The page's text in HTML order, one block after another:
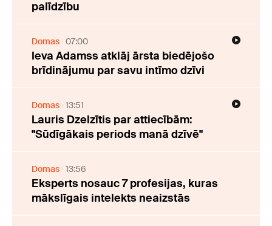
palīdzību
Domas 07:00
Ieva Adamss atklāj ārsta biedējošo
brīdinājumu par savu intīmo dzīvi
Domas 13:51
Lauris Dzelzītis par attiecībām:
"Sūdīgākais periods manā dzīvē"
Domas 13:56
Eksperts nosauc 7 profesijas, kuras
mākslīgais intelekts neaizstās